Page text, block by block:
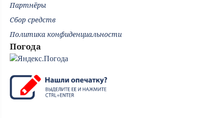
Партнёры
Сбор средств
Политика конфиденциальности
Погода